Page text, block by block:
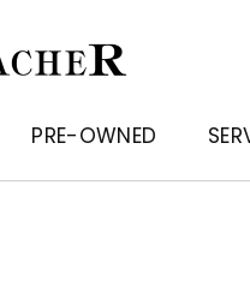
PRE-OWNED